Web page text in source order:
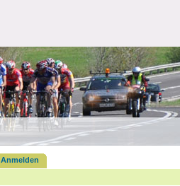
Anmelden